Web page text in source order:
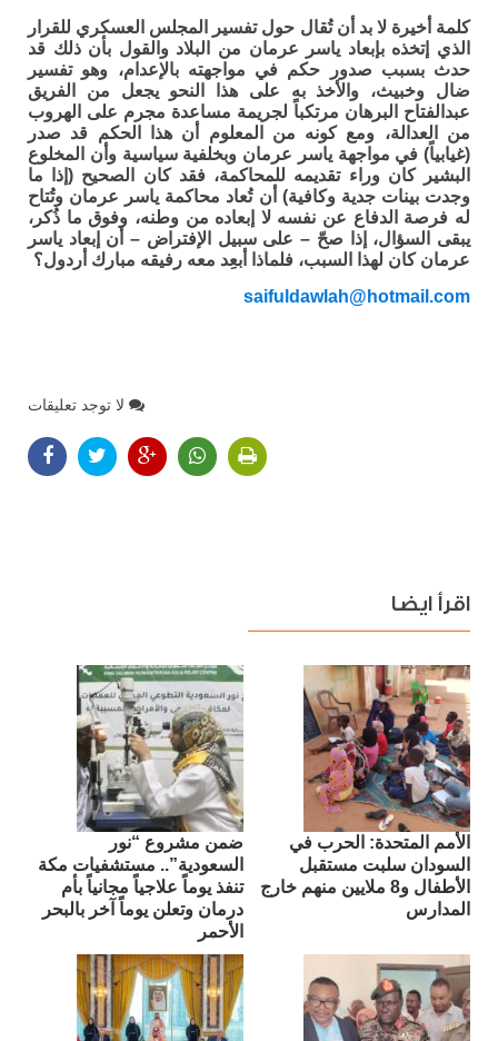
كلمة أخيرة لا بد أن تُقال حول تفسير المجلس العسكري للقرار
الذي إتخذه بإبعاد ياسر عرمان من البلاد والقول بأن ذلك قد
حدث بسبب صدور حكم في مواجهته بالإعدام، وهو تفسير
ضال وخبيث، والأخذ به على هذا النحو يجعل من الفريق
عبدالفتاح البرهان مرتكباً لجريمة مساعدة مجرم على الهروب
من العدالة، ومع كونه من المعلوم أن هذا الحكم قد صدر
(غيابياً) في مواجهة ياسر عرمان وبخلفية سياسية وأن المخلوع
البشير كان وراء تقديمه للمحاكمة، فقد كان الصحيح (إذا ما
وجدت بينات جدية وكافية) أن تُعاد محاكمة ياسر عرمان وتُتاح
له فرصة الدفاع عن نفسه لا إبعاده من وطنه، وفوق ما ذُكر،
يبقى السؤال، إذا صحّ – على سبيل الإفتراض – أن إبعاد ياسر
عرمان كان لهذا السبب، فلماذا أبعِد معه رفيقه مبارك أردول؟
saifuldawlah@hotmail.com
لا توجد تعليقات
اقرأ ايضا
الأمم المتحدة: الحرب في
السودان سلبت مستقبل
الأطفال و8 ملايين منهم خارج
المدارس
ضمن مشروع “نور
السعودية”.. مستشفيات مكة
تنفذ يوماً علاجياً مجانياً بأم
درمان وتعلن يوماً آخر بالبحر
الأحمر